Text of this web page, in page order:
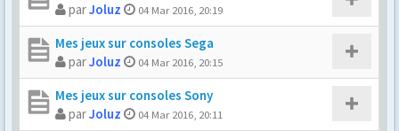
parJoluz 04 Mar 2016, 20:19
Mes jeux sur consoles Sega
parJoluz 04 Mar 2016, 20:15
Mes jeux sur consoles Sony
parJoluz 04 Mar 2016, 20:11